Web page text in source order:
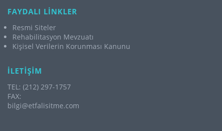
FAYDALI LİNKLER
Resmi Siteler
Rehabilitasyon Mevzuatı
Kişisel Verilerin Korunması Kanunu
İLETİŞİM
TEL: (212) 297-1757
FAX:
bilgi@etfalisitme.com